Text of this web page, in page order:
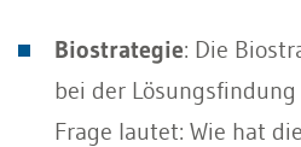
Biostrategie: Die
bei der
Frage lautet: Wie hat